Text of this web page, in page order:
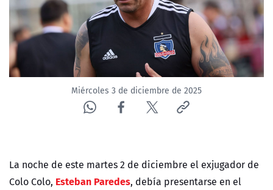
ACTUALIDAD Y TENDENCIAS
CORPORATIVO Y TRANSPARENCIA
CANAL DE DENUNCIAS
ÁREA DE PROYECTOS
Miércoles 3 de diciembre de 2025
La noche de este martes 2 de diciembre el exjugador de
Colo Colo, Esteban Paredes, debía presentarse en el